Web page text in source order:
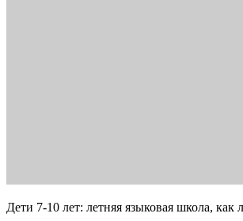
Дети 7-10 лет: летняя языковая школа, как